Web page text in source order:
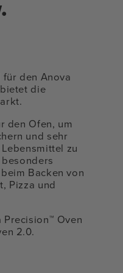
den Anova
die
den Ofen, um
und sehr
zu
Backen von
Pizza und
Oven
2.0.